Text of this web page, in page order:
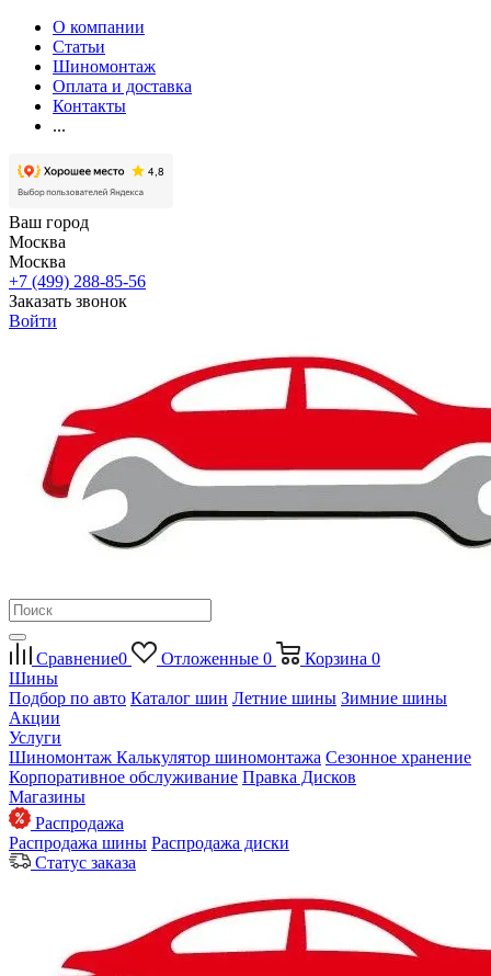
О компании
Статьи
Шиномонтаж
Оплата и доставка
Контакты
...
Ваш город
Москва
Москва
+7 (499) 288-85-56
Заказать звонок
Войти
Сравнение0 Отложенные 0 Корзина 0
Шины
Подбор по авто Каталог шин Летние шины Зимние шины
Акции
Услуги
Шиномонтаж Калькулятор шиномонтажа Сезонное хранение
Корпоративное обслуживание Правка Дисков
Магазины
Распродажа
Распродажа шины Распродажа диски
Статус заказа